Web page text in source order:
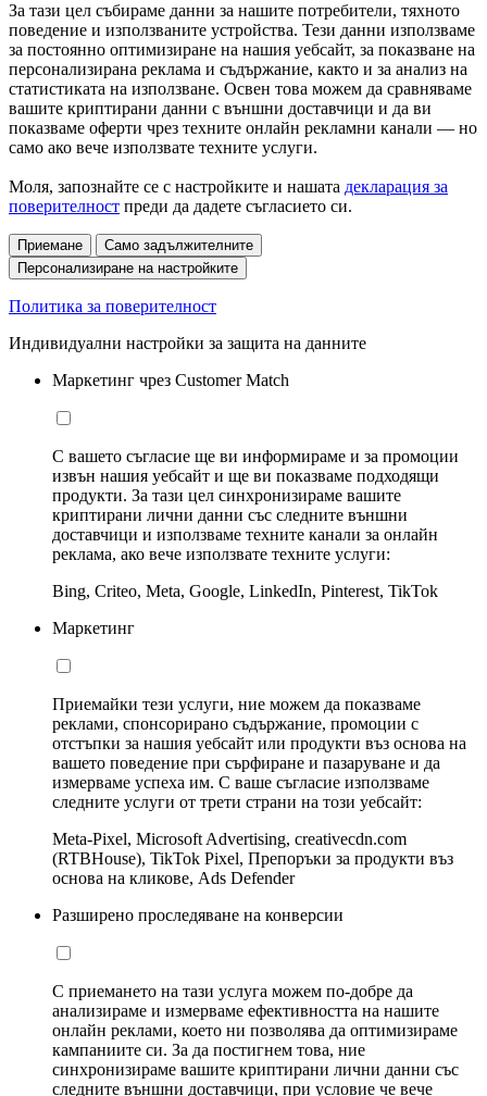
За тази цел събираме данни за нашите потребители, тяхното
поведение и използваните устройства. Тези данни използваме
за постоянно оптимизиране на нашия уебсайт, за показване на
персонализирана реклама и съдържание, както и за анализ на
статистиката на използване. Освен това можем да сравняваме
вашите криптирани данни с външни доставчици и да ви
показваме оферти чрез техните онлайн рекламни канали — но
само ако вече използвате техните услуги.
Моля, запознайте се с настройките и нашата декларация за
поверителност преди да дадете съгласието си.
Приемане
Само задължителните
Персонализиране на настройките
Политика за поверителност
Индивидуални настройки за защита на данните
Маркетинг чрез Customer Match
С вашето съгласие ще ви информираме и за промоции
извън нашия уебсайт и ще ви показваме подходящи
продукти. За тази цел синхронизираме вашите
криптирани лични данни със следните външни
доставчици и използваме техните канали за онлайн
реклама, ако вече използвате техните услуги:
Bing, Criteo, Meta, Google, LinkedIn, Pinterest, TikTok
Маркетинг
Приемайки тези услуги, ние можем да показваме
реклами, спонсорирано съдържание, промоции с
отстъпки за нашия уебсайт или продукти въз основа на
вашето поведение при сърфиране и пазаруване и да
измерваме успеха им. С ваше съгласие използваме
следните услуги от трети страни на този уебсайт:
Meta-Pixel, Microsoft Advertising, creativecdn.com
(RTBHouse), TikTok Pixel, Препоръки за продукти въз
основа на кликове, Ads Defender
Разширено проследяване на конверсии
С приемането на тази услуга можем по-добре да
анализираме и измерваме ефективността на нашите
онлайн реклами, което ни позволява да оптимизираме
кампаниите си. За да постигнем това, ние
синхронизираме вашите криптирани лични данни със
следните външни доставчици, при условие че вече